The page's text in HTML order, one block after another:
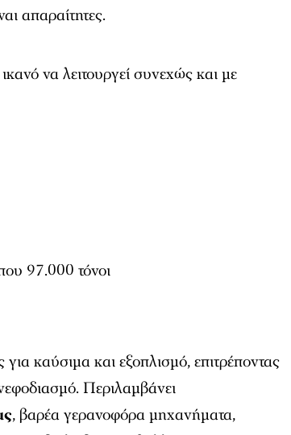
απαραίτητες.
να λειτουργεί συνεχώς και με
97.000 τόνοι
καύσιμα και εξοπλισμό, επιτρέποντας
Περιλαμβάνει
, βαρέα γερανοφόρα μηχανήματα,